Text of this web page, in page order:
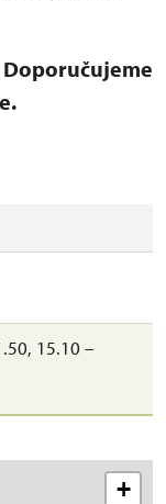
15.10 –
+